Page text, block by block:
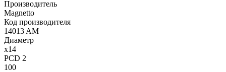
Производитель
Magnetto
Код производителя
14013 AM
Диаметр
x14
PCD 2
100